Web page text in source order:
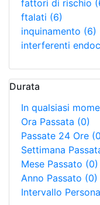
fattori di rischio
ftalati (6)
inquinamento (6)
interferenti
Durata
In qualsiasi
Ora Passata (0)
Passate 24 Ore
Settimana
Mese Passato (0)
Anno Passato (0)
Intervallo